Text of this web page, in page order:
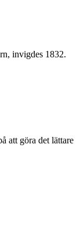
invigdes 1832.
att göra det lättare